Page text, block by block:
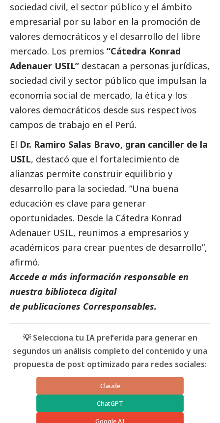
sociedad civil, el sector público y el ámbito
empresarial por su labor en la promoción de
valores democráticos y el desarrollo del libre
mercado. Los premios “Cátedra Konrad
Adenauer USIL” destacan a personas jurídicas,
sociedad civil y sector público que impulsan la
economía social de mercado, la ética y los
valores democráticos desde sus respectivos
campos de trabajo en el Perú.
El Dr. Ramiro Salas Bravo, gran canciller de la
USIL, destacó que el fortalecimiento de
alianzas permite construir equilibrio y
desarrollo para la sociedad. “Una buena
educación es clave para generar
oportunidades. Desde la Cátedra Konrad
Adenauer USIL, reunimos a empresarios y
académicos para crear puentes de desarrollo”,
afirmó.
Accede a más información responsable en
nuestra biblioteca digital
de publicaciones Corresponsables.
💡 Selecciona tu IA preferida para generar en
segundos un análisis completo del contenido y una
propuesta de post optimizado para redes sociales:
Claude
ChatGPT
Google AI